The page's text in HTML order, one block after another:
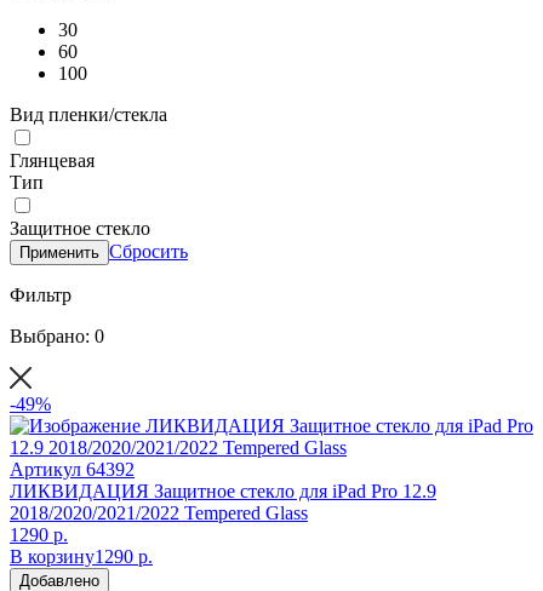
30
60
100
Вид пленки/стекла
Глянцевая
Тип
Защитное стекло
Применить Сбросить
Фильтр
Выбрано: 0
-49%
Артикул 64392
ЛИКВИДАЦИЯ Защитное стекло для iPad Pro 12.9
2018/2020/2021/2022 Tempered Glass
1290 р.
В корзину1290 р.
Добавлено